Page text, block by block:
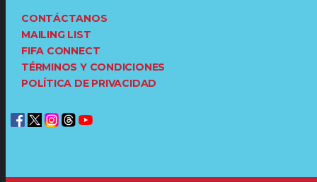
CONTÁCTANOS
MAILING LIST
FIFA CONNECT
TÉRMINOS Y CONDICIONES
POLÍTICA DE PRIVACIDAD